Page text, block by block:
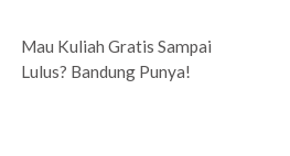
Mau Kuliah Gratis Sampai
Lulus? Bandung Punya!